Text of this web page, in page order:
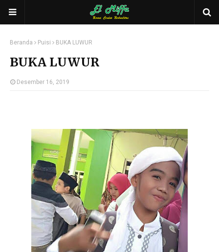
Beranda Puisi BUKA LUWUR
BUKA LUWUR
Desember 16, 2019